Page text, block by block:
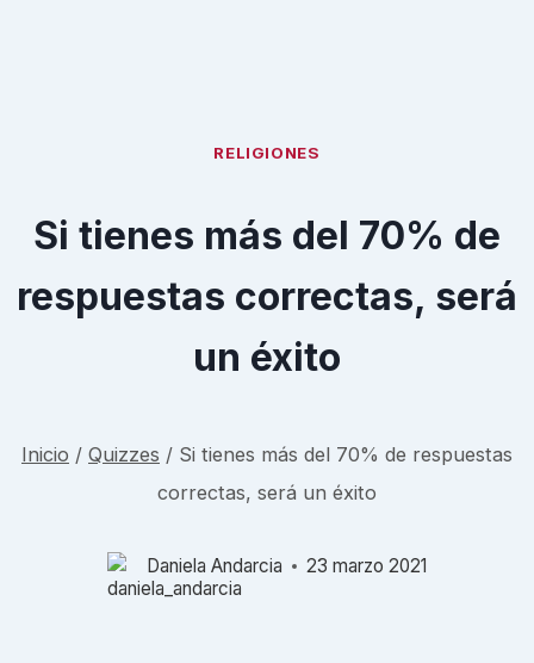
RELIGIONES
Si tienes más del 70% de
respuestas correctas, será
un éxito
Inicio / Quizzes / Si tienes más del 70% de respuestas
correctas, será un éxito
Daniela Andarcia 23 marzo 2021